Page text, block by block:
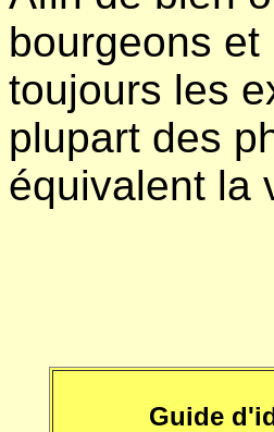
bourgeons
toujours les
plupart des
équivalent la
Guide